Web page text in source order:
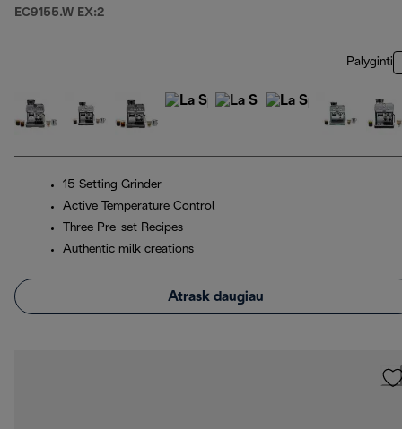
EC9155.W EX:2
Palyginti
15 Setting Grinder
Active Temperature Control
Three Pre-set Recipes
Authentic milk creations
Atrask daugiau